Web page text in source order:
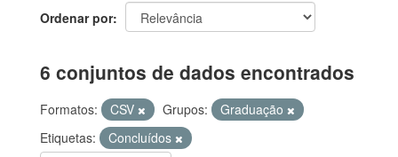
Ordenar por
6 conjuntos de dados encontrados
Formatos: CSV Grupos:
Graduação
Etiquetas:
Concluídos